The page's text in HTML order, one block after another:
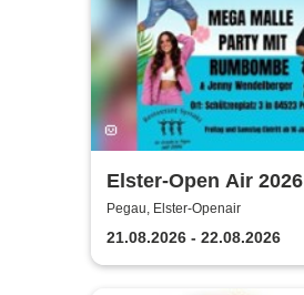
Elster-Open Air 2026
Pegau, Elster-Openair
21.08.2026 - 22.08.2026